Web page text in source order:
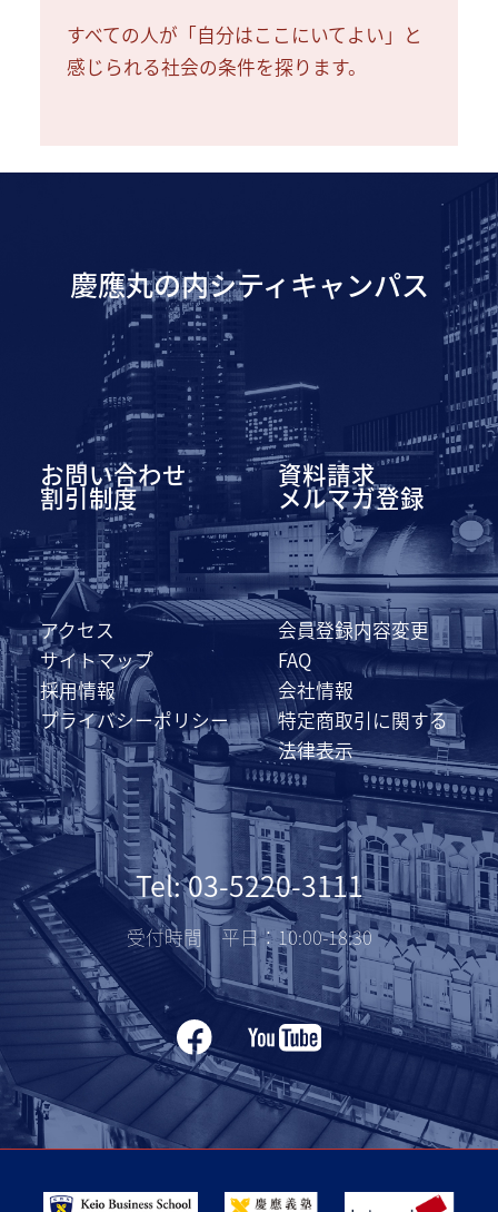
すべての人が「自分はここにいてよい」と
感じられる社会の条件を探ります。
慶應丸の内シティキャンパス
お問い合わせ 資料請求
割引制度 メルマガ登録
アクセス
会員登録内容変更
サイトマップ
FAQ
採用情報
会社情報
プライバシーポリシー
特定商取引に関する
法律表示
Tel: 03-5220-3111
受付時間 平日：10:00-18:30